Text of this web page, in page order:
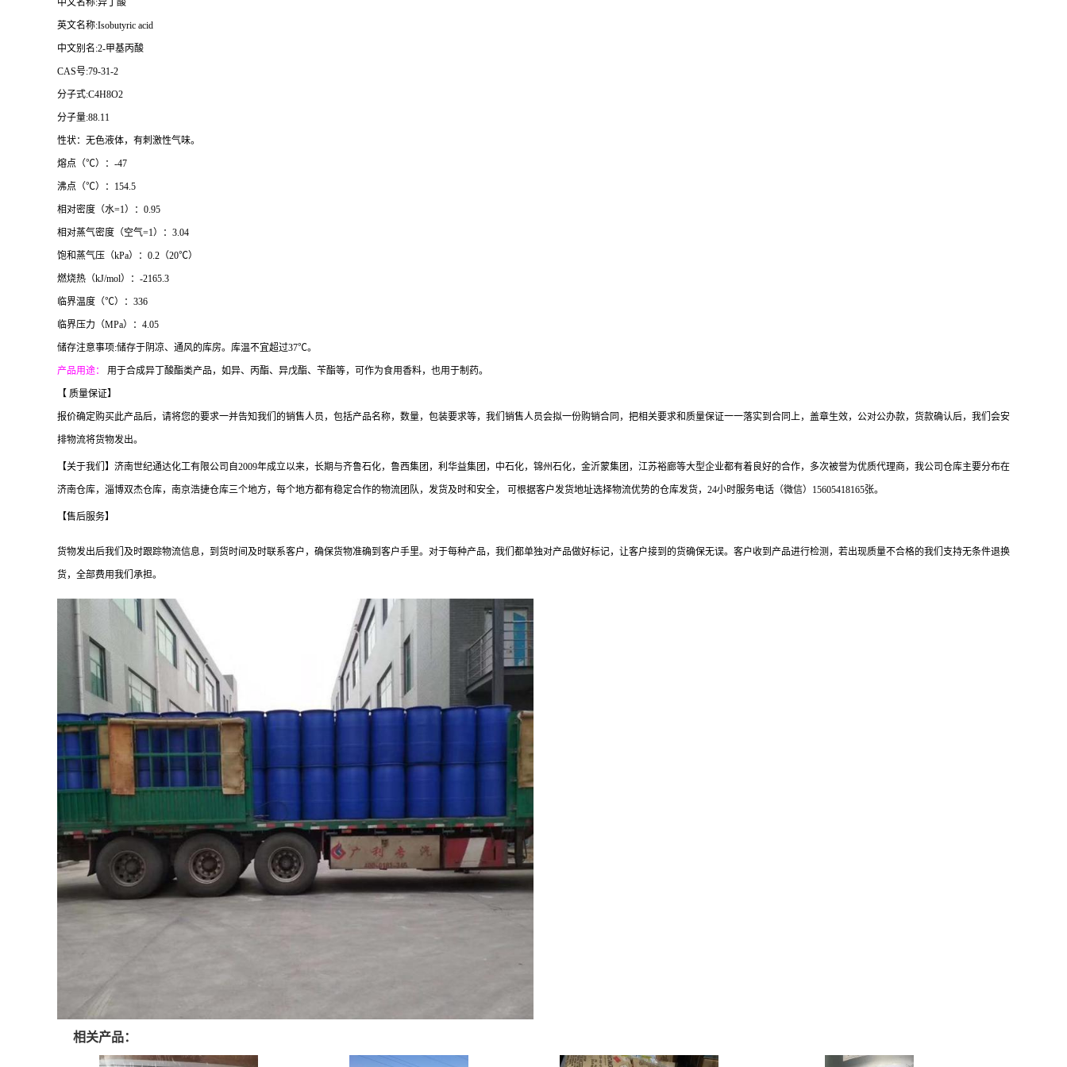
中文名称:异丁酸
英文名称:Isobutyric acid
中文别名:2-甲基丙酸
CAS号:79-31-2
分子式:C4H8O2
分子量:88.11
性状：无色液体，有刺激性气味。
熔点（℃）：-47
沸点（℃）：154.5
相对密度（水=1）：0.95
相对蒸气密度（空气=1）：3.04
饱和蒸气压（kPa）：0.2（20℃）
燃烧热（kJ/mol）：-2165.3
临界温度（℃）：336
临界压力（MPa）：4.05
储存注意事项:储存于阴凉、通风的库房。库温不宜超过37℃。
产品用途： 用于合成异丁酸酯类产品，如异、丙酯、异戊酯、苄酯等，可作为食用香料，也用于制药。
【 质量保证】
报价确定购买此产品后，请将您的要求一并告知我们的销售人员，包括产品名称，数量，包装要求等，我们销售人员会拟一份购销合同，把相关要求和质量保证一一落实到合同上，盖章生效，公对公办款，货款确认后，我们会安
排物流将货物发出。
【关于我们】济南世纪通达化工有限公司自2009年成立以来，长期与齐鲁石化，鲁西集团，利华益集团，中石化，锦州石化，金沂蒙集团，江苏裕廊等大型企业都有着良好的合作，多次被誉为优质代理商，我公司仓库主要分布在
济南仓库，淄博双杰仓库，南京浩捷仓库三个地方，每个地方都有稳定合作的物流团队，发货及时和安全， 可根据客户发货地址选择物流优势的仓库发货，24小时服务电话（微信）15605418165张。
【售后服务】
货物发出后我们及时跟踪物流信息，到货时间及时联系客户，确保货物准确到客户手里。对于每种产品，我们都单独对产品做好标记，让客户接到的货确保无误。客户收到产品进行检测，若出现质量不合格的我们支持无条件退换
货，全部费用我们承担。
相关产品：